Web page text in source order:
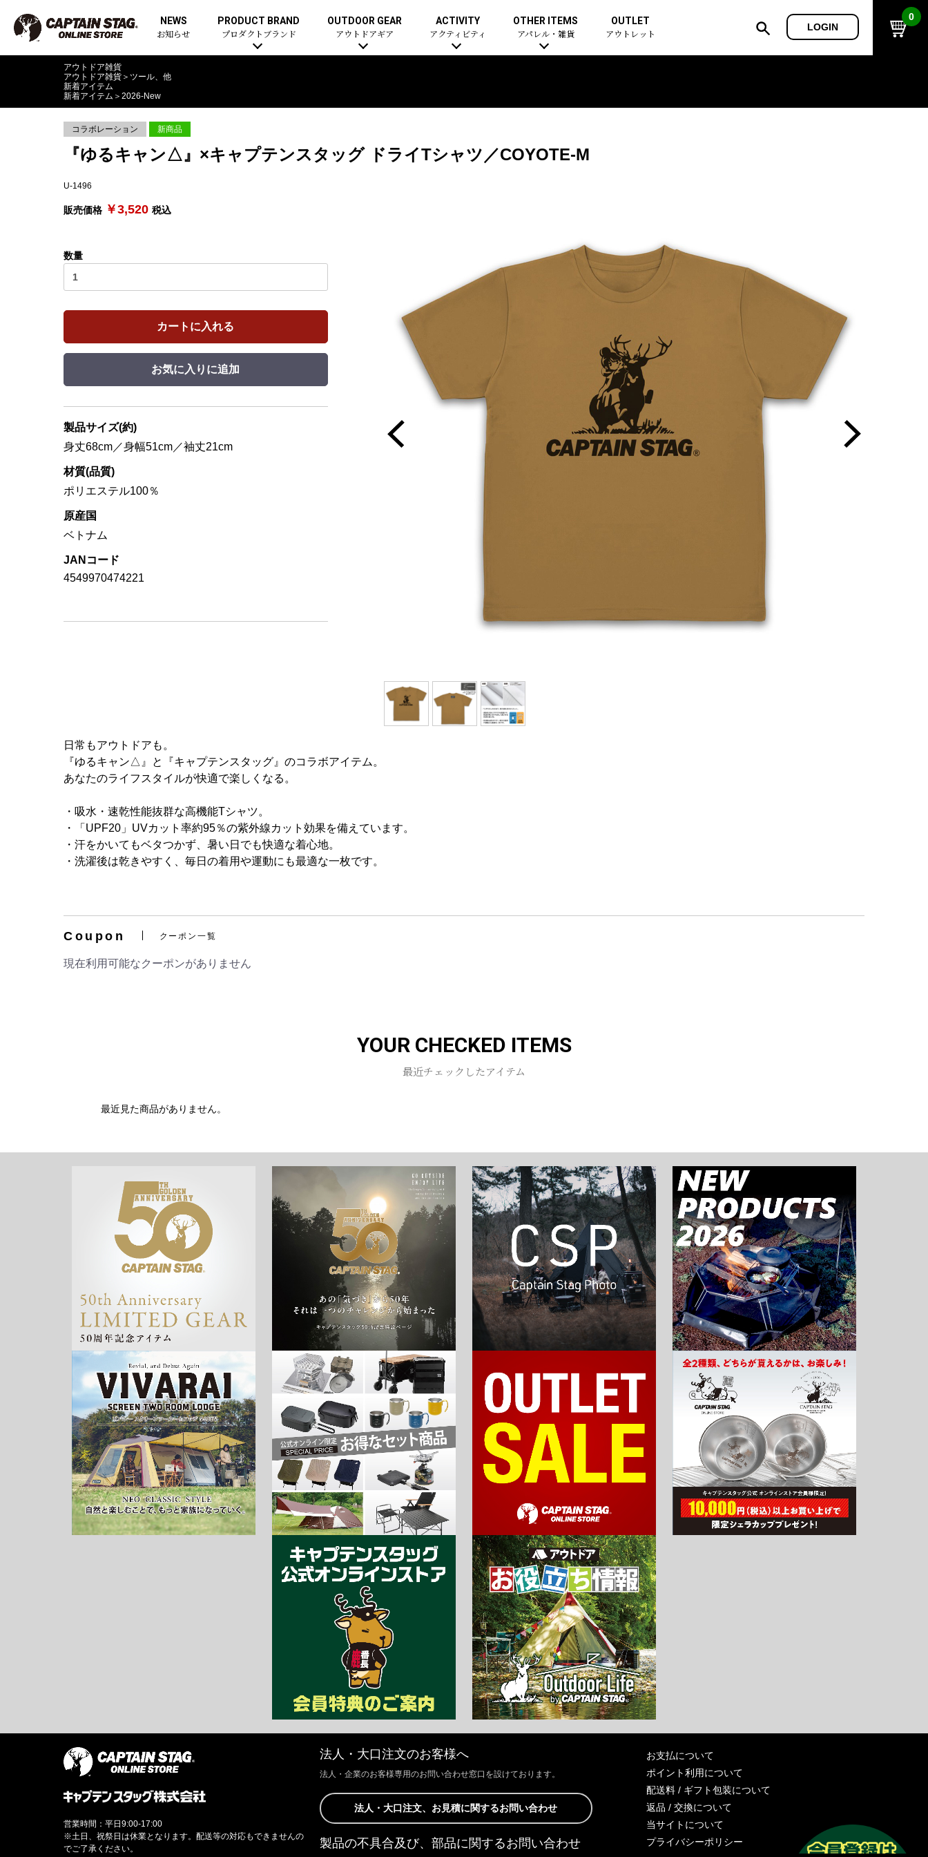
NEWS
お知らせ
PRODUCT BRAND
プロダクトブランド
OUTDOOR GEAR
アウトドアギア
ACTIVITY
アクティビティ
OTHER ITEMS
アパレル・雑貨
OUTLET
アウトレット
LOGIN
0
アウトドア雑貨
アウトドア雑貨 ＞ ツール、他
新着アイテム
新着アイテム ＞ 2026-New
コラボレーション 新商品
『ゆるキャン△』×キャプテンスタッグ ドライTシャツ／COYOTE-M
U-1496
販売価格 ￥3,520 税込
数量
カートに入れる
お気に入りに追加
製品サイズ(約)
身丈68cm／身幅51cm／袖丈21cm
材質(品質)
ポリエステル100％
原産国
ベトナム
JANコード
4549970474221
日常もアウトドアも。
『ゆるキャン△』と『キャプテンスタッグ』のコラボアイテム。
あなたのライフスタイルが快適で楽しくなる。
・吸水・速乾性能抜群な高機能Tシャツ。
・「UPF20」UVカット率約95％の紫外線カット効果を備えています。
・汗をかいてもベタつかず、暑い日でも快適な着心地。
・洗濯後は乾きやすく、毎日の着用や運動にも最適な一枚です。
Coupon クーポン一覧
現在利用可能なクーポンがありません
YOUR CHECKED ITEMS
最近チェックしたアイテム
最近見た商品がありません。
法人・大口注文のお客様へ
法人・企業のお客様専用のお問い合わせ窓口を設けております。
法人・大口注文、お見積に関するお問い合わせ
製品の不具合及び、部品に関するお問い合わせ
お支払について
ポイント利用について
配送料 / ギフト包装について
返品 / 交換について
当サイトについて
プライバシーポリシー
営業時間：平日9:00-17:00
※土日、祝祭日は休業となります。配送等の対応もできませんの
でご了承ください。